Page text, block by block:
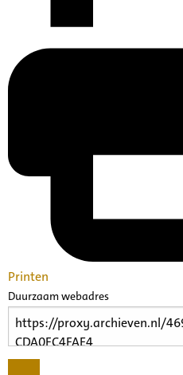
Printen
Duurzaam webadres